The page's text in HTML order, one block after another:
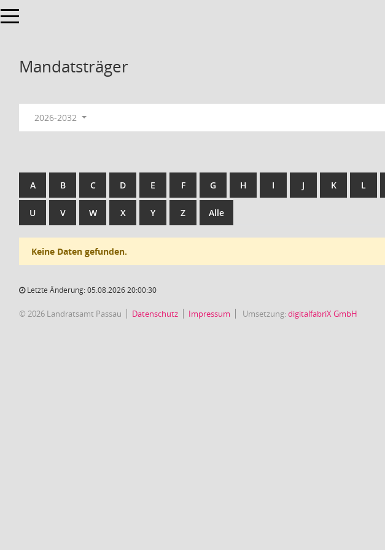
Toggle navigation
Mandatsträger
2026-2032
A B C D E F G H I J K L
U V W X Y Z Alle
Keine Daten gefunden.
Letzte Änderung: 05.08.2026 20:00:30
© 2026 Landratsamt Passau Datenschutz Impressum Umsetzung:digitalfabriX GmbH